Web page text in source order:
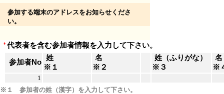
参加する端末のアドレスをお知らせくださ
い。
*代表者を含む参加者情報を入力して下さい。
参加者No
姓
※１
名
※２
姓（ふりがな）
※３
名
※
1
※１ 参加者の姓（漢字）を入力して下さい。